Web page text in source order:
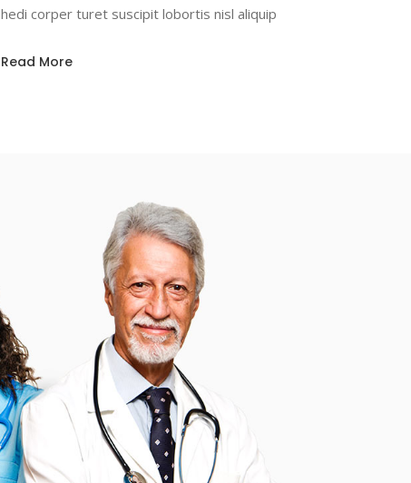
hedi corper turet suscipit lobortis nisl aliquip
Read More